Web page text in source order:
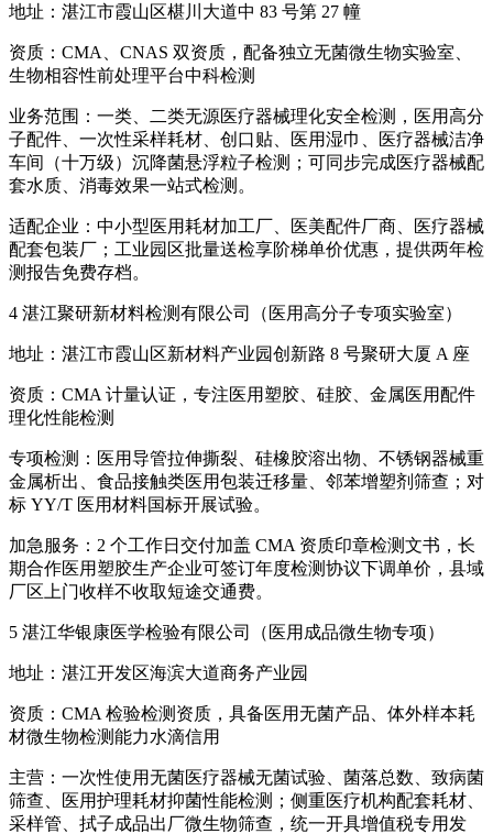
地址：湛江市霞山区椹川大道中 83 号第 27 幢
资质：CMA、CNAS 双资质，配备独立无菌微生物实验室、
生物相容性前处理平台中科检测
业务范围：一类、二类无源医疗器械理化安全检测，医用高分
子配件、一次性采样耗材、创口贴、医用湿巾、医疗器械洁净
车间（十万级）沉降菌悬浮粒子检测；可同步完成医疗器械配
套水质、消毒效果一站式检测。
适配企业：中小型医用耗材加工厂、医美配件厂商、医疗器械
配套包装厂；工业园区批量送检享阶梯单价优惠，提供两年检
测报告免费存档。
4 湛江聚研新材料检测有限公司（医用高分子专项实验室）
地址：湛江市霞山区新材料产业园创新路 8 号聚研大厦 A 座
资质：CMA 计量认证，专注医用塑胶、硅胶、金属医用配件
理化性能检测
专项检测：医用导管拉伸撕裂、硅橡胶溶出物、不锈钢器械重
金属析出、食品接触类医用包装迁移量、邻苯增塑剂筛查；对
标 YY/T 医用材料国标开展试验。
加急服务：2 个工作日交付加盖 CMA 资质印章检测文书，长
期合作医用塑胶生产企业可签订年度检测协议下调单价，县域
厂区上门收样不收取短途交通费。
5 湛江华银康医学检验有限公司（医用成品微生物专项）
地址：湛江开发区海滨大道商务产业园
资质：CMA 检验检测资质，具备医用无菌产品、体外样本耗
材微生物检测能力水滴信用
主营：一次性使用无菌医疗器械无菌试验、菌落总数、致病菌
筛查、医用护理耗材抑菌性能检测；侧重医疗机构配套耗材、
采样管、拭子成品出厂微生物筛查，统一开具增值税专用发